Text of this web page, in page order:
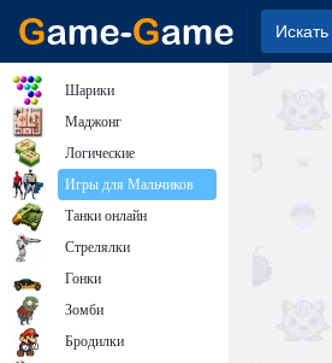
Шарики
Маджонг
Логические
Игры для Мальчиков
Танки онлайн
Стрелялки
Гонки
Зомби
Бродилки